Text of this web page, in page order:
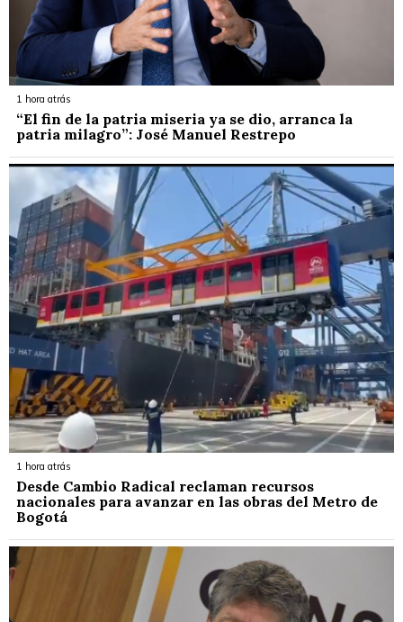
1 hora atrás
“El fin de la patria miseria ya se dio, arranca la
patria milagro”: José Manuel Restrepo
1 hora atrás
Desde Cambio Radical reclaman recursos
nacionales para avanzar en las obras del Metro de
Bogotá